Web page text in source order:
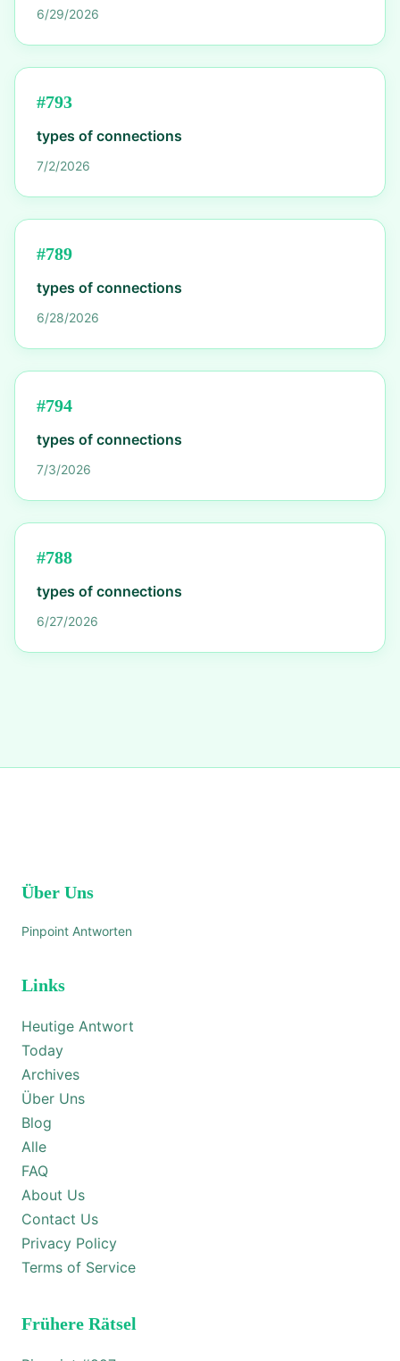
6/29/2026
#793
types of connections
7/2/2026
#789
types of connections
6/28/2026
#794
types of connections
7/3/2026
#788
types of connections
6/27/2026
Über Uns
Pinpoint Antworten
Links
Heutige Antwort
Today
Archives
Über Uns
Blog
Alle
FAQ
About Us
Contact Us
Privacy Policy
Terms of Service
Frühere Rätsel